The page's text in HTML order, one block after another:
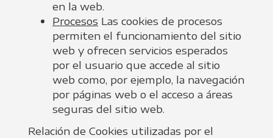
en la web.
Procesos Las cookies de procesos
permiten el funcionamiento del sitio
web y ofrecen servicios esperados
por el usuario que accede al sitio
web como, por ejemplo, la navegación
por páginas web o el acceso a áreas
seguras del sitio web.
Relación de Cookies utilizadas por el